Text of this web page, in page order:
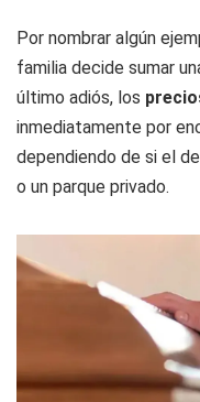
Por nombrar algún
familia decide sumar
último adiós, los
inmediatamente por
dependiendo de si el
o un parque privado.